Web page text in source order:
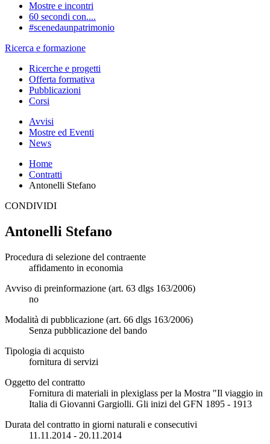
Mostre e incontri
60 secondi con....
#scenedaunpatrimonio
Ricerca e formazione
Ricerche e progetti
Offerta formativa
Pubblicazioni
Corsi
Avvisi
Mostre ed Eventi
News
Home
Contratti
Antonelli Stefano
CONDIVIDI
Antonelli Stefano
Procedura di selezione del contraente
affidamento in economia
Avviso di preinformazione (art. 63 dlgs 163/2006)
no
Modalità di pubblicazione (art. 66 dlgs 163/2006)
Senza pubblicazione del bando
Tipologia di acquisto
fornitura di servizi
Oggetto del contratto
Fornitura di materiali in plexiglass per la Mostra "Il viaggio in
Italia di Giovanni Gargiolli. Gli inizi del GFN 1895 - 1913
Durata del contratto in giorni naturali e consecutivi
11.11.2014 - 20.11.2014